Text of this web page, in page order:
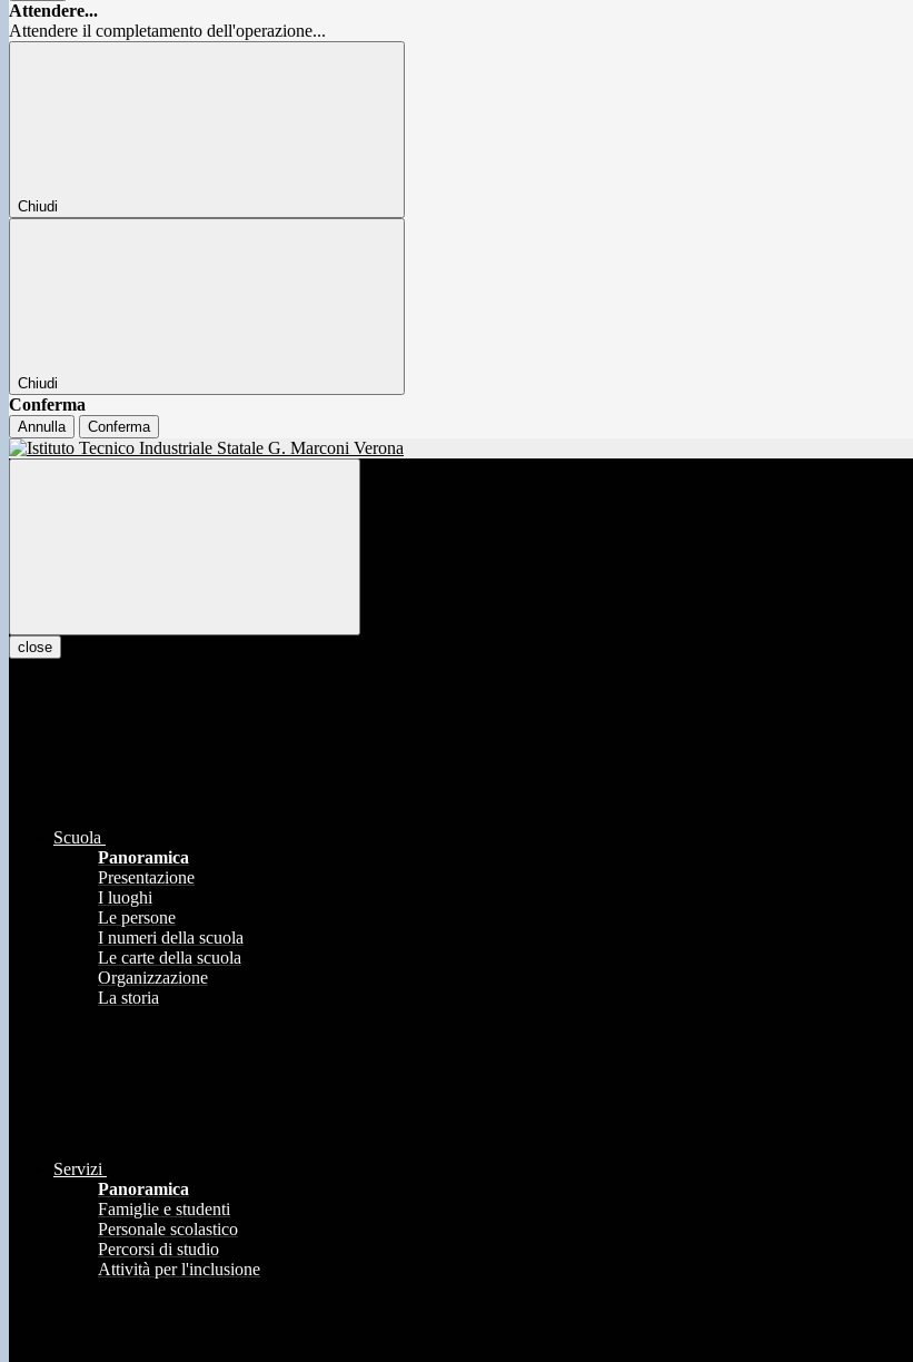
Attendere...
Attendere il completamento dell'operazione...
Chiudi
Chiudi
Conferma
Annulla Conferma
close
Scuola
Panoramica
Presentazione
I luoghi
Le persone
I numeri della scuola
Le carte della scuola
Organizzazione
La storia
Servizi
Panoramica
Famiglie e studenti
Personale scolastico
Percorsi di studio
Attività per l'inclusione